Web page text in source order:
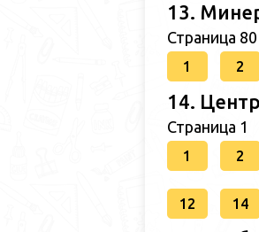
13.
Страница 80
1 2
14.
Страница 1
1 2
12 14